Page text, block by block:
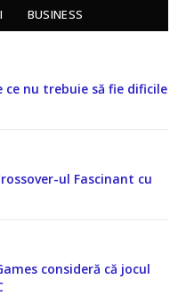
BUSINESS
ce nu trebuie să fie dificile
ul Fascinant cu
consideră că jocul